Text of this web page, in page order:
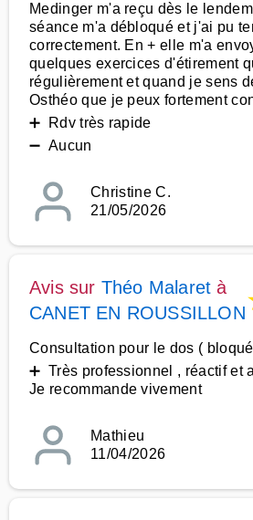
Medinger m'a reçu dès le
séance m'a débloqué et j'ai pu
correctement. En + elle m'a
quelques exercices d'étirement
régulièrement et quand je sens
Osthéo que je peux fortement
➕ Rdv très rapide
➖ Aucun
Christine C.
21/05/2026
Avis sur Théo Malaret à
CANET EN ROUSSILLON
Consultation pour le dos (
➕ Très professionnel , réactif et
Je recommande vivement
Mathieu
11/04/2026